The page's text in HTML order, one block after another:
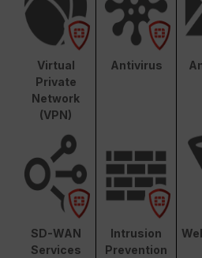
Virtual
Private
Network
(VPN)
Antivirus
SD-WAN
Services
Intrusion
Prevention